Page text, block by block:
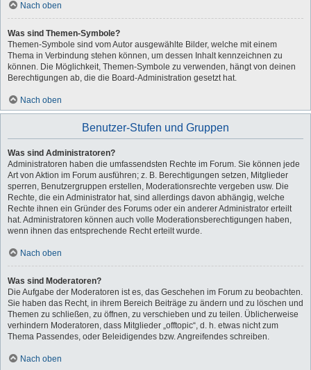
Nach oben
Was sind Themen-Symbole?
Themen-Symbole sind vom Autor ausgewählte Bilder, welche mit einem
Thema in Verbindung stehen können, um dessen Inhalt kennzeichnen zu
können. Die Möglichkeit, Themen-Symbole zu verwenden, hängt von deinen
Berechtigungen ab, die die Board-Administration gesetzt hat.
Nach oben
Benutzer-Stufen und Gruppen
Was sind Administratoren?
Administratoren haben die umfassendsten Rechte im Forum. Sie können jede
Art von Aktion im Forum ausführen; z. B. Berechtigungen setzen, Mitglieder
sperren, Benutzergruppen erstellen, Moderationsrechte vergeben usw. Die
Rechte, die ein Administrator hat, sind allerdings davon abhängig, welche
Rechte ihnen ein Gründer des Forums oder ein anderer Administrator erteilt
hat. Administratoren können auch volle Moderationsberechtigungen haben,
wenn ihnen das entsprechende Recht erteilt wurde.
Nach oben
Was sind Moderatoren?
Die Aufgabe der Moderatoren ist es, das Geschehen im Forum zu beobachten.
Sie haben das Recht, in ihrem Bereich Beiträge zu ändern und zu löschen und
Themen zu schließen, zu öffnen, zu verschieben und zu teilen. Üblicherweise
verhindern Moderatoren, dass Mitglieder „offtopic“, d. h. etwas nicht zum
Thema Passendes, oder Beleidigendes bzw. Angreifendes schreiben.
Nach oben